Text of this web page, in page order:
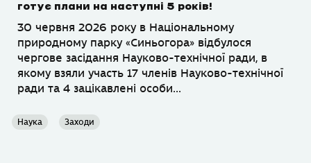
готує плани на наступні 5 років!
30 червня 2026 року в Національному
природному парку «Синьогора» відбулося
чергове засідання Науково-технічної ради, в
якому взяли участь 17 членів Науково-технічної
ради та 4 зацікавлені особи...
Наука Заходи